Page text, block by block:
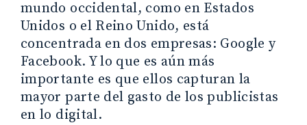
mundo occidental, como en Estados
Unidos o el Reino Unido, está
concentrada en dos empresas: Google y
Facebook. Y lo que es aún más
importante es que ellos capturan la
mayor parte del gasto de los publicistas
en lo digital.